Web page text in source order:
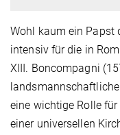
Wohl kaum ein Papst
intensiv für die in
XIII. Boncompagni
eine wichtige Rolle
einer universellen